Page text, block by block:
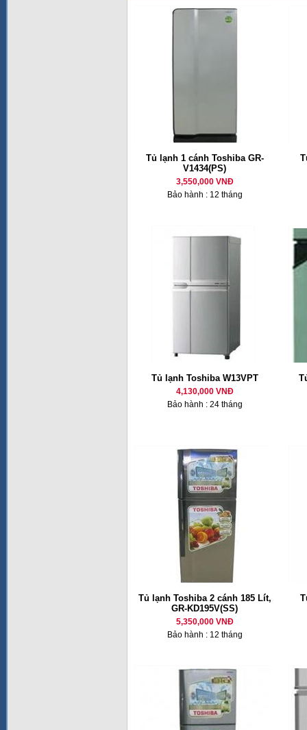
Tủ lạnh 1 cánh Toshiba GR-
V1434(PS)
3,550,000 VNĐ
Bảo hành : 12 tháng
Tủ lạnh Toshiba W13VPT
4,130,000 VNĐ
Bảo hành : 24 tháng
Tủ lạnh Toshiba 2 cánh 185 Lít,
GR-KD195V(SS)
5,350,000 VNĐ
Bảo hành : 12 tháng